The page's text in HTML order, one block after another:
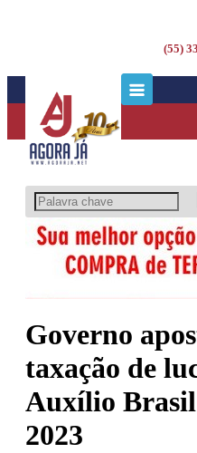
(55)
Governo
taxação de
Auxílio Brasil
2023